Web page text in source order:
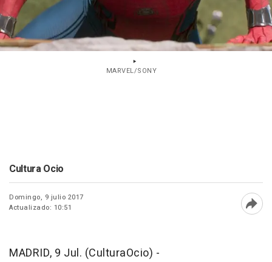
MARVEL/SONY
Cultura Ocio
Domingo, 9 julio 2017
Actualizado: 10:51
MADRID, 9 Jul. (CulturaOcio) -